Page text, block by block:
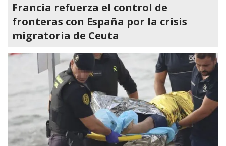
Francia refuerza el control de
fronteras con España por la crisis
migratoria de Ceuta